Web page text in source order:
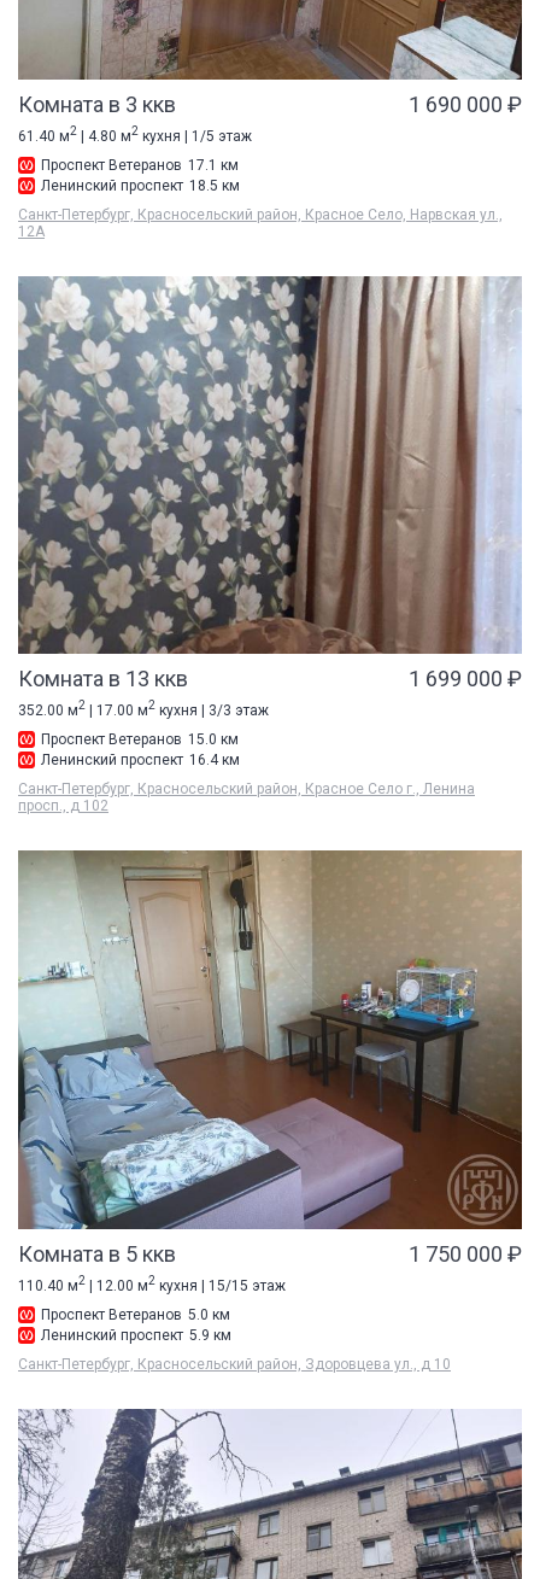
Комната в 3 ккв 1 690 000 ₽
61.40 м2 | 4.80 м2 кухня | 1/5 этаж
Проспект Ветеранов 17.1 км
Ленинский проспект 18.5 км
Санкт-Петербург, Красносельский район, Красное Село, Нарвская ул.,
12А
Комната в 13 ккв 1 699 000 ₽
352.00 м2 | 17.00 м2 кухня | 3/3 этаж
Проспект Ветеранов 15.0 км
Ленинский проспект 16.4 км
Санкт-Петербург, Красносельский район, Красное Село г., Ленина
просп., д 102
Комната в 5 ккв 1 750 000 ₽
110.40 м2 | 12.00 м2 кухня | 15/15 этаж
Проспект Ветеранов 5.0 км
Ленинский проспект 5.9 км
Санкт-Петербург, Красносельский район, Здоровцева ул., д 10